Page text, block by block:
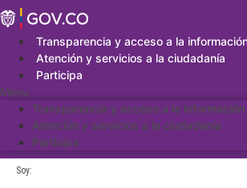
Saltar
al
contenidoTransparencia y acceso a la
Atención y servicios a la ciudadanía
Participa
Menu
Transparencia y acceso a la
Atención y servicios a la ciudadanía
Participa
Soy: